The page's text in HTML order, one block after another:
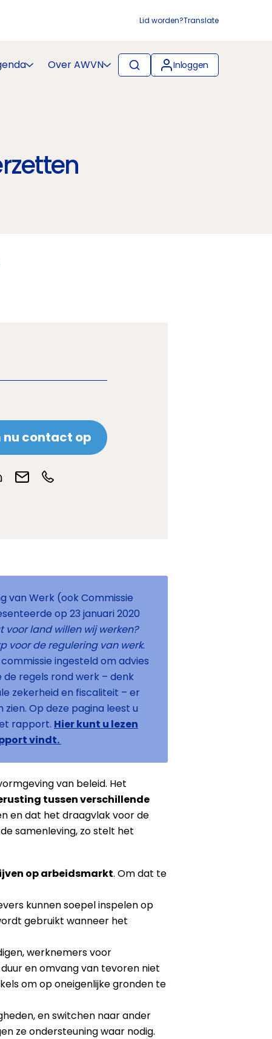
Lid worden?Translate
Over AWVN Inloggen
nu contact op
van Werk (ook Commissie
op 23 januari 2020
voor land willen wij werken?
voor de regulering van werk.
ingesteld om advies
regels rond werk – denk
zekerheid en fiscaliteit – er
Op deze pagina leest u
rapport. Hier kunt u lezen
vindt.
van beleid. Het
tussen verschillende
en dat het draagvlak voor de
samenleving, zo stelt het
op arbeidsmarkt. Om dat te
kunnen soepel inspelen op
gebruikt wanneer het
werknemers voor
en omvang van tevoren niet
om op oneigenlijke gronden te
en switchen naar ander
ze ondersteuning waar nodig.